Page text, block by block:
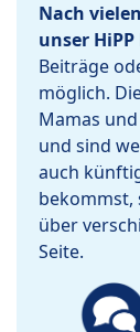
Nach
unser
Beiträge
möglich.
Mamas
und sind
auch
bekommst,
über
Seite.